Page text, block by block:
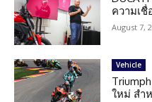
ความเ
August 7,
Vehicle
ใหม่ สำ